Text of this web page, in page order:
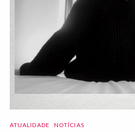
ATUALIDADE NOTÍCIAS